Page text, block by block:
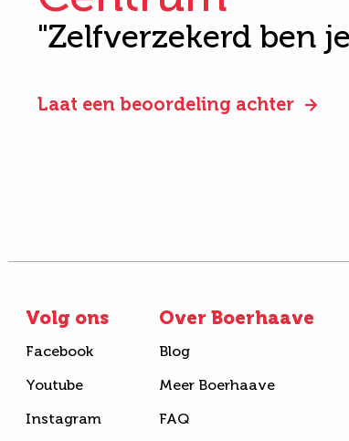
"Zelfverzekerd ben
Laat een beoordeling achter
Volg ons
Facebook
Youtube
Instagram
Over Boerhaave
Blog
Meer Boerhaave
FAQ